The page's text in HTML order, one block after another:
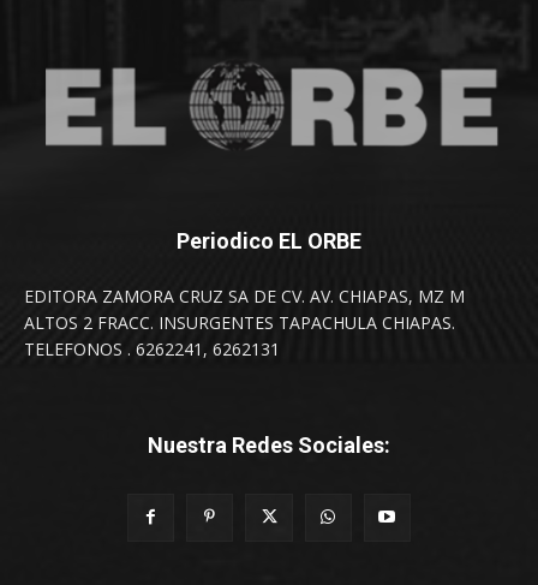
Periodico EL ORBE
EDITORA ZAMORA CRUZ SA DE CV. AV. CHIAPAS, MZ M
ALTOS 2 FRACC. INSURGENTES TAPACHULA CHIAPAS.
TELEFONOS . 6262241, 6262131
Nuestra Redes Sociales: